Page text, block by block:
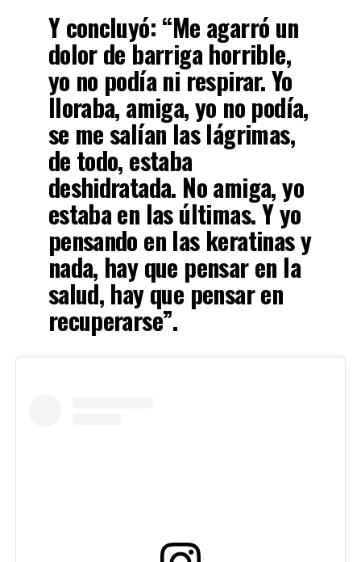
Y concluyó: “Me agarró un
dolor de barriga horrible,
yo no podía ni respirar. Yo
lloraba, amiga, yo no podía,
se me salían las lágrimas,
de todo, estaba
deshidratada. No amiga, yo
estaba en las últimas. Y yo
pensando en las keratinas y
nada, hay que pensar en la
salud, hay que pensar en
recuperarse”.